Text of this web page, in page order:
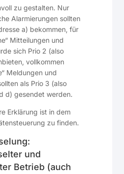
zu gestalten. Nur
Alarmierungen sollten
a) bekommen, für
Mitteilungen und
sich Prio 2 (also
vollkommen
Meldungen und
als Prio 3 (also
d) gesendet werden.
Erklärung ist in dem
zu finden.
und
Betrieb (auch